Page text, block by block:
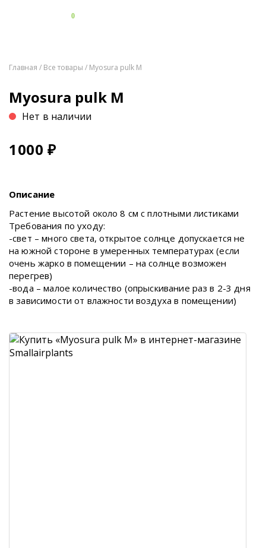
0
Главная / Все товары / Myosura pulk M
Myosura pulk M
Нет в наличии
1000 ₽
Описание
Растение высотой около 8 см с плотными листиками
Требования по уходу:
-свет – много света, открытое солнце допускается не
на южной стороне в умеренных температурах (если
очень жарко в помещении – на солнце возможен
перегрев)
-вода – малое количество (опрыскивание раз в 2-3 дня
в зависимости от влажности воздуха в помещении)